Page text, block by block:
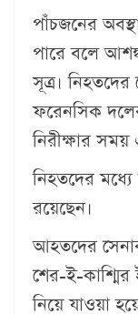
পাঁচজনের
পারে বলে
সূত্র।
ফরেনসিক
নিরীক্ষার
নিহতদের মধ্যে
রয়েছেন।
আহতদের
শের-ই-কাশ্মির
নিয়ে যাওয়া